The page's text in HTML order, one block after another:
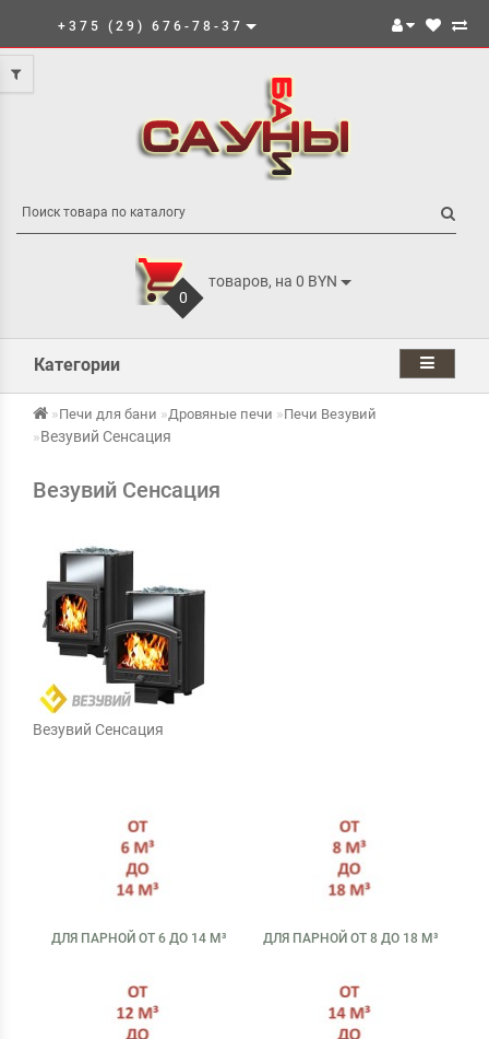
+375 (29) 676-78-37
0
товаров, на 0 BYN
Категории
Печи для бани Дровяные печи Печи Везувий
Везувий Сенсация
Везувий Сенсация
Везувий Сенсация
ДЛЯ ПАРНОЙ ОТ 6 ДО 14 М³ ДЛЯ ПАРНОЙ ОТ 8 ДО 18 М³